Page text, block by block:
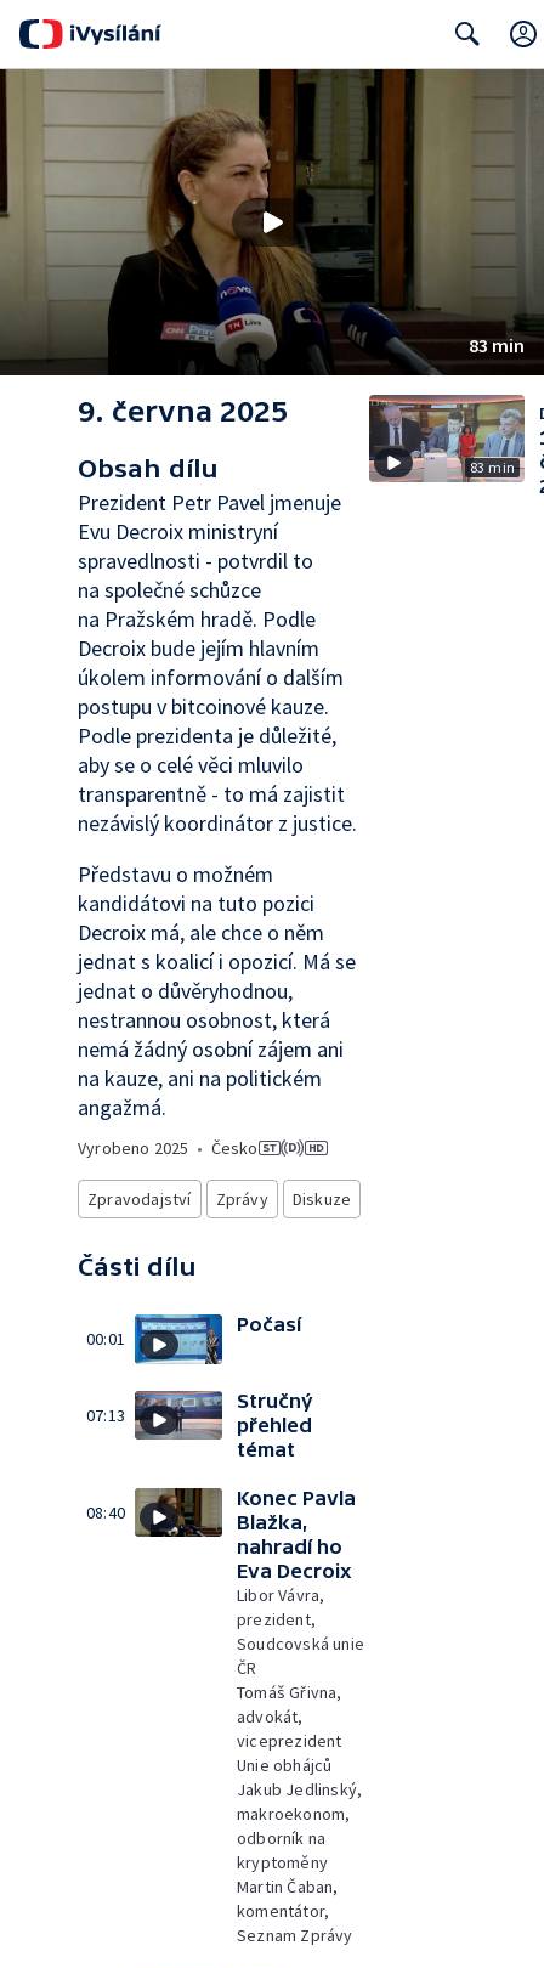
83 min
9. června 2025
Obsah dílu
Prezident Petr Pavel jmenuje
Evu Decroix ministryní
spravedlnosti - potvrdil to
na společné schůzce
na Pražském hradě. Podle
Decroix bude jejím hlavním
úkolem informování o dalším
postupu v bitcoinové kauze.
Podle prezidenta je důležité,
aby se o celé věci mluvilo
transparentně - to má zajistit
nezávislý koordinátor z justice.
Představu o možném
kandidátovi na tuto pozici
Decroix má, ale chce o něm
jednat s koalicí i opozicí. Má se
jednat o důvěryhodnou,
nestrannou osobnost, která
nemá žádný osobní zájem ani
na kauze, ani na politickém
angažmá.
Vyrobeno 2025 • Česko
Zpravodajství Zprávy Diskuze
Části dílu
00:01
Počasí
07:13
Stručný
přehled
témat
08:40
Konec Pavla
Blažka,
nahradí ho
Eva Decroix
Libor Vávra,
prezident,
Soudcovská unie
ČR
Tomáš Gřivna,
advokát,
viceprezident
Unie obhájců
Jakub Jedlinský,
makroekonom,
odborník na
kryptoměny
Martin Čaban,
komentátor,
Seznam Zprávy
83 min